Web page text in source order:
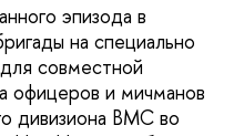
эпизода в
на специально
совместной
офицеров и мичманов
дивизиона ВМС во